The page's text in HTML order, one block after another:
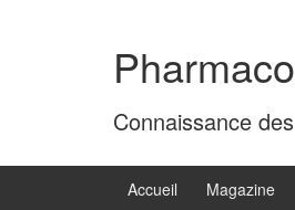
Connaissance
Accueil Magazine